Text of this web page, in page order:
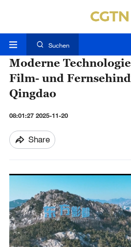
Suchen
Moderne
Film- und
Qingdao
08:01:27 2025-11-20
Share